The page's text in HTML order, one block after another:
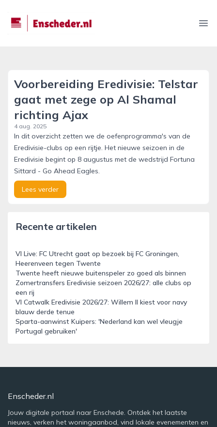
enscheder.nl
Voorbereiding Eredivisie: Telstar
gaat met zege op Al Shamal
richting Ajax
4 aug. 2025
In dit overzicht zetten we de oefenprogramma's van de
Eredivisie-clubs op een rijtje. Het nieuwe seizoen in de
Eredivisie begint op 8 augustus met de wedstrijd Fortuna
Sittard - Go Ahead Eagles.
Lees verder
Recente artikelen
VI Live: FC Utrecht gaat op bezoek bij FC Groningen,
Heerenveen tegen Twente
Twente heeft nieuwe buitenspeler zo goed als binnen
Zomertransfers Eredivisie seizoen 2026/27: alle clubs op
een rij
VI Catwalk Eredivisie 2026/27: Willem II kiest voor navy
blauw derde tenue
Sparta-aanwinst Kuipers: 'Nederland kan wel vleugje
Portugal gebruiken'
Enscheder.nl
Jouw digitale portaal naar Enschede. Ontdek het laatste
nieuws, verken het woningaanbod, vind lokale evenementen en